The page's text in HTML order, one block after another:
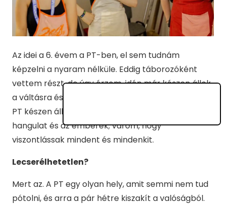
Az idei a 6. évem a PT-ben, el sem tudnám
képzelni a nyaram nélküle. Eddig táborozóként
vettem részt, de úgy érzem, idén már készen állok
a váltásra és az új kihívásokra (bár nem tudom, a
PT készen áll-e rám. Nagyon hiányzik a légkör, a
hangulat és az emberek; várom, hogy
viszontlássak mindent és mindenkit.
Lecserélhetetlen?
Mert az. A PT egy olyan hely, amit semmi nem tud
pótolni, és arra a pár hétre kiszakít a valóságból.